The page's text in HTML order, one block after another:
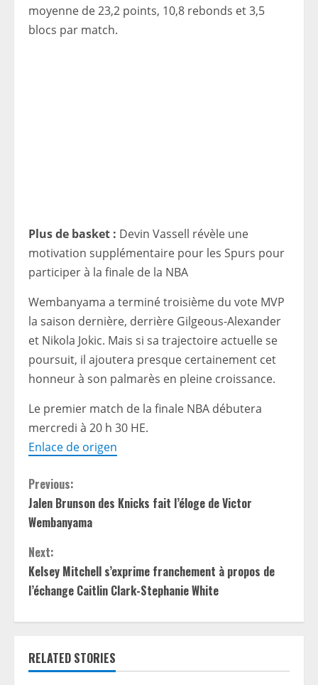
moyenne de 23,2 points, 10,8 rebonds et 3,5
blocs par match.
Plus de basket : Devin Vassell révèle une
motivation supplémentaire pour les Spurs pour
participer à la finale de la NBA
Wembanyama a terminé troisième du vote MVP
la saison dernière, derrière Gilgeous-Alexander
et Nikola Jokic. Mais si sa trajectoire actuelle se
poursuit, il ajoutera presque certainement cet
honneur à son palmarès en pleine croissance.
Le premier match de la finale NBA débutera
mercredi à 20 h 30 HE.
Enlace de origen
C
o
n
t
u
Previous:
Jalen Brunson des Knicks fait l’éloge de Victor
Wembanyama
Next:
Kelsey Mitchell s’exprime franchement à propos de
l’échange Caitlin Clark-Stephanie White
RELATED STORIES